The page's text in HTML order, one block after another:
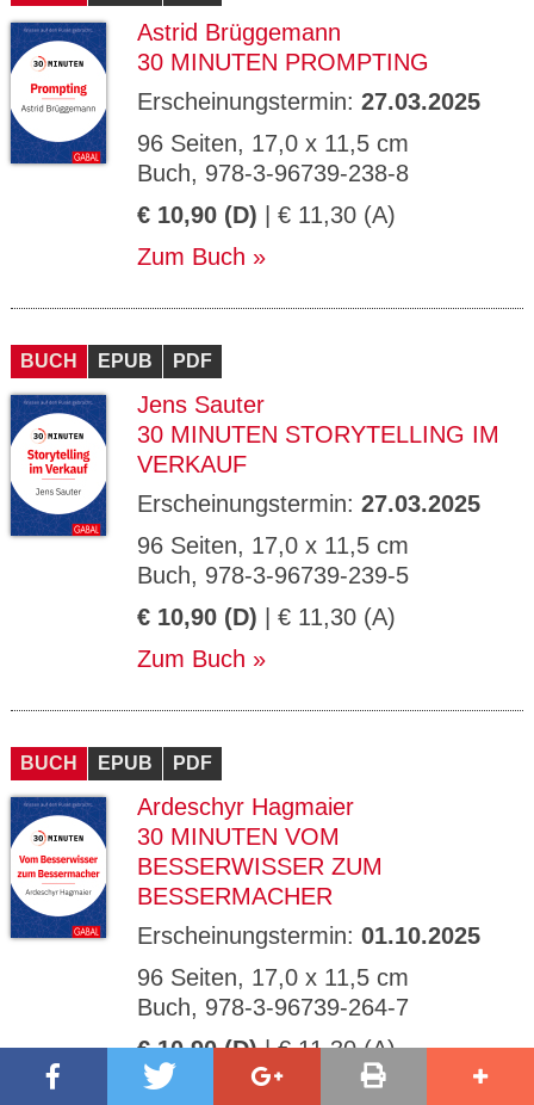
Astrid Brüggemann
30 MINUTEN PROMPTING
Erscheinungstermin: 27.03.2025
96 Seiten, 17,0 x 11,5 cm
Buch, 978-3-96739-238-8
€ 10,90 (D) | € 11,30 (A)
Zum Buch
BUCH EPUB PDF
Jens Sauter
30 MINUTEN STORYTELLING IM
VERKAUF
Erscheinungstermin: 27.03.2025
96 Seiten, 17,0 x 11,5 cm
Buch, 978-3-96739-239-5
€ 10,90 (D) | € 11,30 (A)
Zum Buch
BUCH EPUB PDF
Ardeschyr Hagmaier
30 MINUTEN VOM
BESSERWISSER ZUM
BESSERMACHER
Erscheinungstermin: 01.10.2025
96 Seiten, 17,0 x 11,5 cm
Buch, 978-3-96739-264-7
€ 10,90 (D)| € 11,30 (A)
Zum Buch